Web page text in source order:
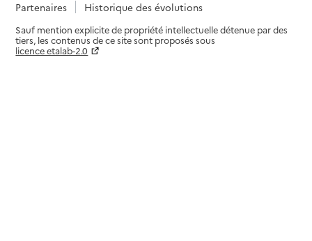
Partenaires
Historique des évolutions
Sauf mention explicite de propriété intellectuelle détenue par des
tiers, les contenus de ce site sont proposés sous
licence etalab-2.0